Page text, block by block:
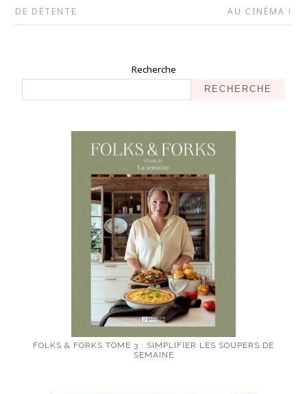
DE DÉTENTE
AU CINÉMA !
Recherche
RECHERCHE
FOLKS & FORKS TOME 3 : SIMPLIFIER LES SOUPERS DE
SEMAINE